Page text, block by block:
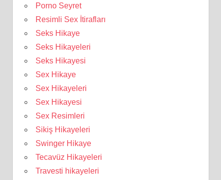
Porno Seyret
Resimli Sex İtirafları
Seks Hikaye
Seks Hikayeleri
Seks Hikayesi
Sex Hikaye
Sex Hikayeleri
Sex Hikayesi
Sex Resimleri
Sikiş Hikayeleri
Swinger Hikaye
Tecavüz Hikayeleri
Travesti hikayeleri